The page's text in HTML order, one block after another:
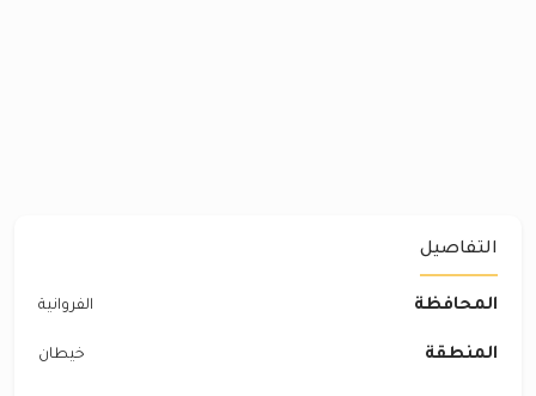
التفاصيل
المحافظة الفروانية
المنطقة خيطان